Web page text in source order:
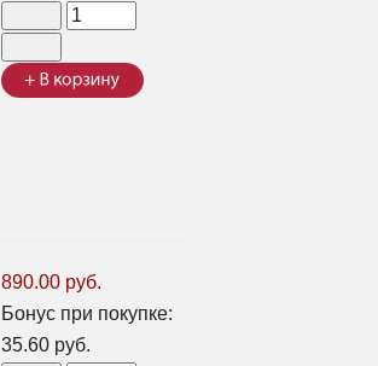
890.00 руб.
Бонус при покупке:
35.60 руб.